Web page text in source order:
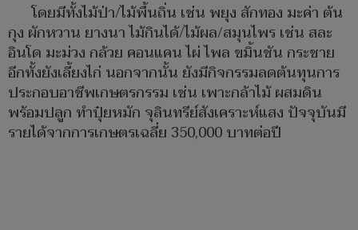
โดยมีทั้งไม้ป่า/ไม้พื้นถิ่น เช่น พยุง สักทอง มะค่า ต้น
กุง ผักหวาน ยางนา ไม้กินได้/ไม้ผล/สมุนไพร เช่น สละ
อินโด มะม่วง กล้วย คอนแคน ไผ่ ไพล ขมิ้นชัน กระชาย
อีกทั้งยังเลี้ยงไก่ นอกจากนั้น ยังมีกิจกรรมลดต้นทุนการ
ประกอบอาชีพเกษตรกรรม เช่น เพาะกล้าไม้ ผสมดิน
พร้อมปลูก ทำปุ๋ยหมัก จุลินทรีย์สังเคราะห์แสง ปัจจุบันมี
รายได้จากการเกษตรเฉลี่ย 350,000 บาทต่อปี